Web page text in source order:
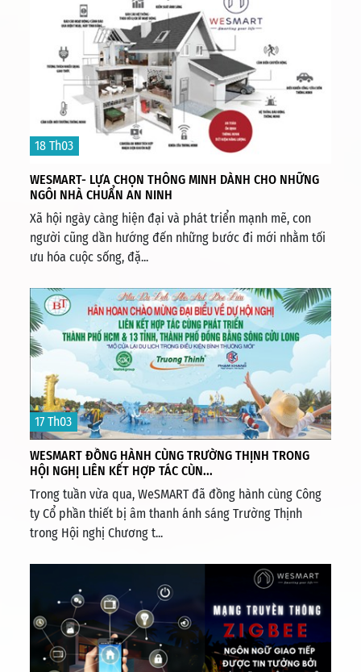
18 Th03
WESMART- LỰA CHỌN THÔNG MINH DÀNH CHO NHỮNG
NGÔI NHÀ CHUẨN AN NINH
Xã hội ngày càng hiện đại và phát triển mạnh mẽ, con
người cũng dần hướng đến những bước đi mới nhằm tối
ưu hóa cuộc sống, đặ...
17 Th03
WESMART ĐỒNG HÀNH CÙNG TRƯỜNG THỊNH TRONG
HỘI NGHỊ LIÊN KẾT HỢP TÁC CÙN...
Trong tuần vừa qua, WeSMART đã đồng hành cùng Công
ty Cổ phần thiết bị âm thanh ánh sáng Trường Thịnh
trong Hội nghị Chương t...